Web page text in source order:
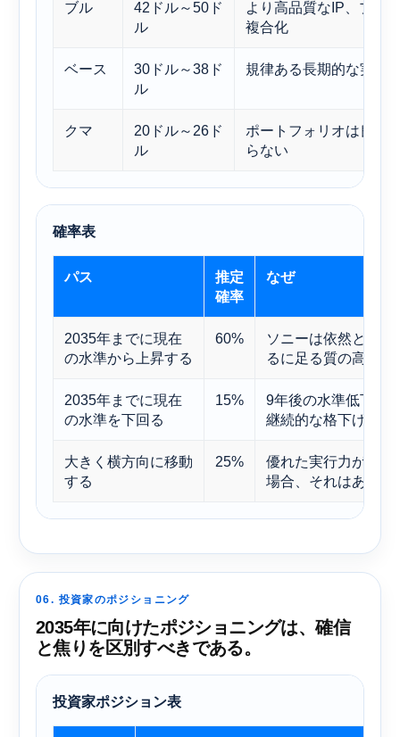
ブル
42ドル～50ド
ル
より高品質なIP、プラ
複合化
ベース
30ドル～38ド
ル
規律ある長期的な実行
クマ
20ドル～26ド
ル
ポートフォリオは良好
らない
確率表
パス
推定
確率
なぜ
2035年までに現在
の水準から上昇する
60%
ソニーは依然とし
るに足る質の高い
2035年までに現在
の水準を下回る
15%
9年後の水準低下に
継続的な格下げが
大きく横方向に移動
する
25%
優れた実行力が限
場合、それはあり得
06. 投資家のポジショニング
2035年に向けたポジショニングは、確信
と焦りを区別すべきである。
投資家ポジション表